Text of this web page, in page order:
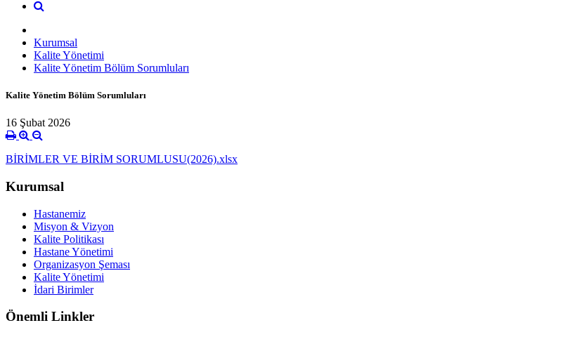
Kurumsal
Kalite Yönetimi
Kalite Yönetim Bölüm Sorumluları
Kalite Yönetim Bölüm Sorumluları
16 Şubat 2026
BİRİMLER VE BİRİM SORUMLUSU(2026).xlsx
Kurumsal
Hastanemiz
Misyon & Vizyon
Kalite Politikası
Hastane Yönetimi
Organizasyon Şeması
Kalite Yönetimi
İdari Birimler
Önemli Linkler